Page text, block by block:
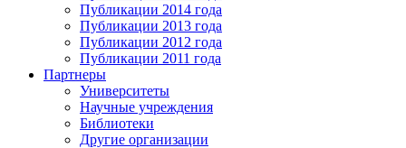
Публикации 2014 года
Публикации 2013 года
Публикации 2012 года
Публикации 2011 года
Партнеры
Университеты
Научные учреждения
Библиотеки
Другие организации